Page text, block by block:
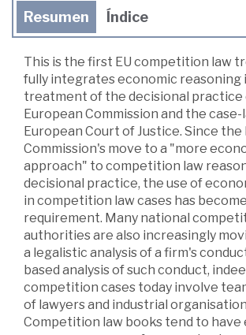
Resumen Índice
This is the first EU competition law
fully integrates economic reasoning
treatment of the decisional practice
European Commission and the
European Court of Justice. Since the
Commission's move to a "more
approach" to competition law
decisional practice, the use of
in competition law cases has
requirement. Many national
authorities are also increasingly
a legalistic analysis of a firm's
based analysis of such conduct,
competition cases today involve
of lawyers and industrial
Competition law books tend to have